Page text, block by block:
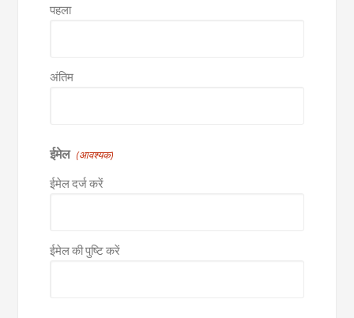
पहला
अंतिम
ईमेल (आवश्यक)
ईमेल दर्ज करें
ईमेल की पुष्टि करें